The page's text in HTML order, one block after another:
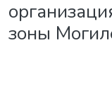
зоны